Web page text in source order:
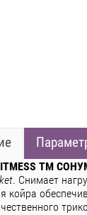
ТМ
. Снимает
койра